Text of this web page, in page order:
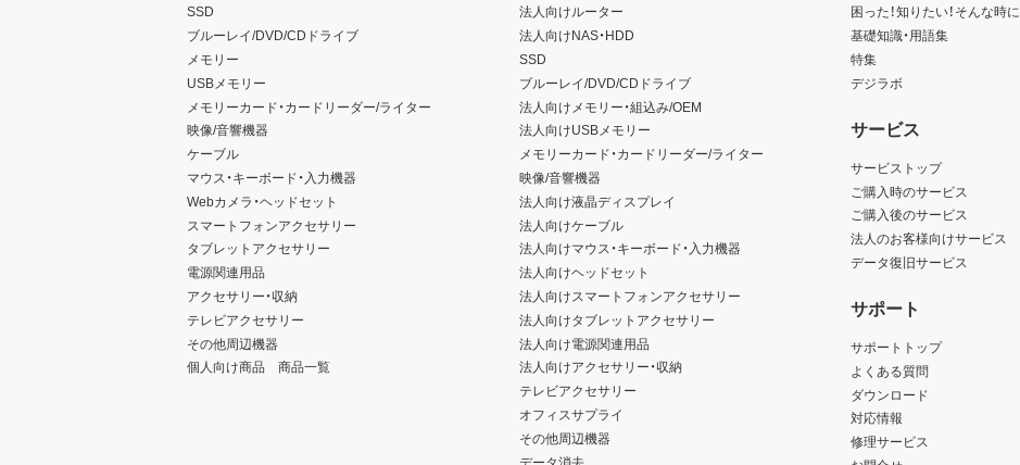
SSD
ブルーレイ/DVD/CDドライブ
メモリー
USBメモリー
メモリーカード・カードリーダー/ライター
映像/音響機器
ケーブル
マウス・キーボード・入力機器
Webカメラ・ヘッドセット
スマートフォンアクセサリー
タブレットアクセサリー
電源関連用品
アクセサリー・収納
テレビアクセサリー
その他周辺機器
個人向け商品 商品一覧
法人向けルーター
法人向けNAS・HDD
SSD
ブルーレイ/DVD/CDドライブ
法人向けメモリー・組込み/OEM
法人向けUSBメモリー
メモリーカード・カードリーダー/ライター
映像/音響機器
法人向け液晶ディスプレイ
法人向けケーブル
法人向けマウス・キーボード・入力機器
法人向けヘッドセット
法人向けスマートフォンアクセサリー
法人向けタブレットアクセサリー
法人向け電源関連用品
法人向けアクセサリー・収納
テレビアクセサリー
オフィスサプライ
その他周辺機器
困った！知りたい！そんな時に
基礎知識・用語集
特集
デジラボ
サービス
サービストップ
ご購入時のサービス
ご購入後のサービス
法人のお客様向けサービス
データ復旧サービス
サポート
サポートトップ
よくある質問
ダウンロード
対応情報
修理サービス